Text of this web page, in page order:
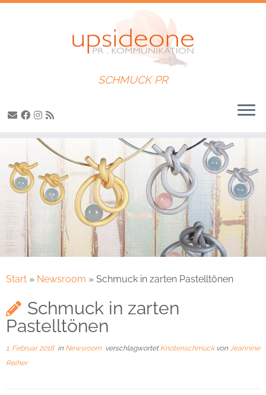
Inhalt
springen
SCHMUCK PR
Start » Newsroom » Schmuck in zarten Pastelltönen
Schmuck in zarten
Pastelltönen
1. Februar 2018in Newsroom verschlagwortet Knotenschmuck vonJeannine
Reiher